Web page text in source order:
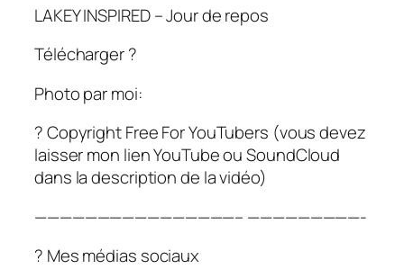
LAKEY INSPIRED – Jour de repos
Télécharger ?
Photo par moi:
? Copyright Free For YouTubers (vous devez
laisser mon lien YouTube ou SoundCloud
dans la description de la vidéo)
————————————————– —————————-
? Mes médias sociaux